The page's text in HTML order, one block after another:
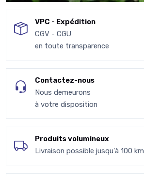
VPC - Expédition
CGV - CGU
en toute transparence
Contactez-nous
Nous demeurons
à votre disposition
Produits volumineux
Livraison possible jusqu'à 100 km